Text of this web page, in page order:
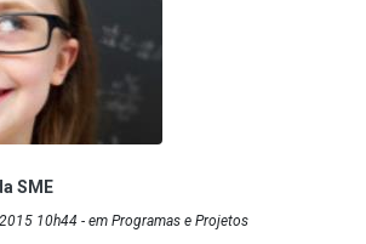
SME
10h44 - em Programas e Projetos